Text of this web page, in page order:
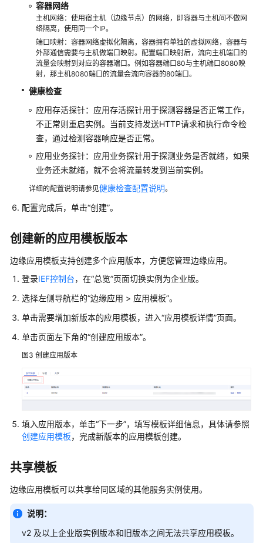
档
考
责
共
担
服
务
级
协
（SLA）
白
皮
资
源
支
区
域
系
容器网络
主机网络：使用宿主机（边缘节点）的网络，即容器与主机间不做网
络隔离，使用同一个IP。
端口映射：容器网络虚拟化隔离，容器拥有单独的虚拟网络，容器与
外部通信需要与主机做端口映射。配置端口映射后，流向主机端口的
流量会映射到对应的容器端口。例如容器端口80与主机端口8080映
射，那主机8080端口的流量会流向容器的80端口。
健康检查
应用存活探针：应用存活探针用于探测容器是否正常工作，
不正常则重启实例。当前支持发送HTTP请求和执行命令检
查，通过检测容器响应是否正常。
应用业务探针：应用业务探针用于探测业务是否就绪，如果
业务还未就绪，就不会将流量转发到当前实例。
详细的配置说明请参见健康检查配置说明。
配置完成后，单击“创建”。
创建新的应用模板版本
边缘应用模板支持创建多个应用版本，方便您管理边缘应用。
登录IEF控制台，在“总览”页面切换实例为企业版。
选择左侧导航栏的“边缘应用 > 应用模板”。
单击需要增加新版本的应用模板，进入“应用模板详情”页面。
单击页面左下角的“创建应用版本”。
图3 创建应用版本
填入应用版本，单击“下一步”，填写模板详细信息，具体请参照
创建应用模板，完成新版本的应用模板创建。
共享模板
边缘应用模板可以共享给同区域的其他服务实例使用。
说明：
v2 及以上企业版实例版本和旧版本之间无法共享应用模板。